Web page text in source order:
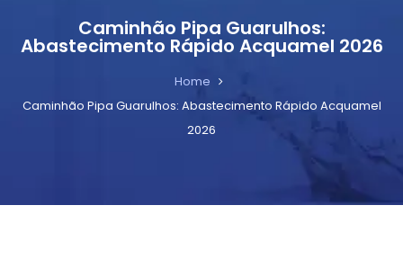
Caminhão Pipa Guarulhos:
Abastecimento Rápido Acquamel 2026
Home
Caminhão Pipa Guarulhos: Abastecimento Rápido Acquamel
2026